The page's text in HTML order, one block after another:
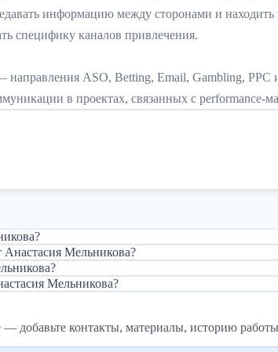
информацию между сторонами и
специфику каналов привлечения.
ASO, Betting, Email, Gambling, PPC
в проектах, связанных с performance-
Анастасия Мельникова?
Мельникова?
— добавьте контакты, материалы, историю